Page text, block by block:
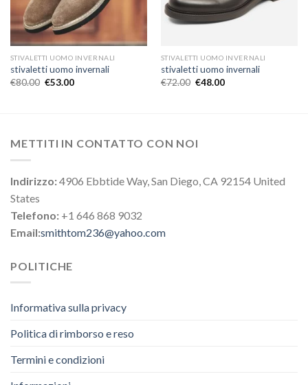
STIVALETTI UOMO INVERNALI
stivaletti uomo invernali
€80.00 €53.00
STIVALETTI UOMO INVERNALI
stivaletti uomo invernali
€72.00 €48.00
METTITI IN CONTATTO CON NOI
Indirizzo:4906 Ebbtide Way, San Diego, CA 92154 United
States
Telefono: +1 646 868 9032
Email:smithtom236@yahoo.com
POLITICHE
Informativa sulla privacy
Politica di rimborso e reso
Termini e condizioni